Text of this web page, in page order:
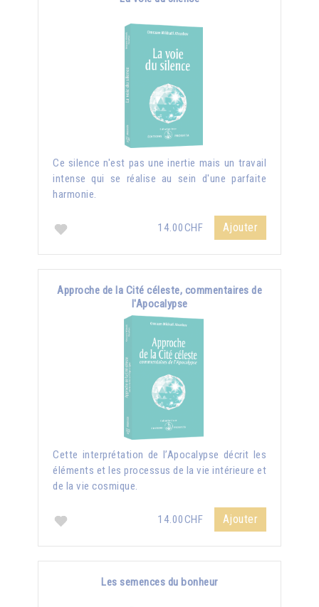
Ce silence n'est pas une inertie mais un travail
intense qui se réalise au sein d'une parfaite
harmonie.
14.00CHF Ajouter
Approche de la Cité céleste, commentaires de
l'Apocalypse
Cette interprétation de l’Apocalypse décrit les
éléments et les processus de la vie intérieure et
de la vie cosmique.
14.00CHF Ajouter
Les semences du bonheur